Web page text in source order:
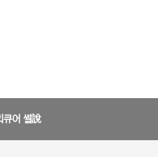
큐어 썰說